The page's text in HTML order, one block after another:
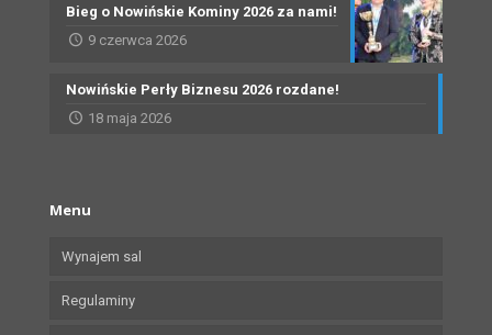
Bieg o Nowińskie Kominy 2026 za nami!
9 czerwca 2026
Nowińskie Perły Biznesu 2026 rozdane!
18 maja 2026
Menu
Wynajem sal
Regulaminy